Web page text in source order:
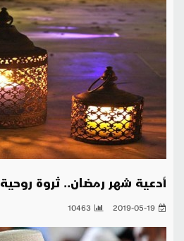
أدعية شهر رمضان.. ثروة روحية
2019-05-19
10463